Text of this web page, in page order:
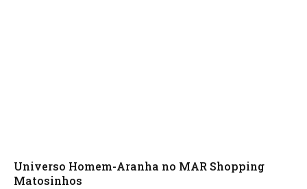
Universo Homem-Aranha no MAR Shopping
Matosinhos